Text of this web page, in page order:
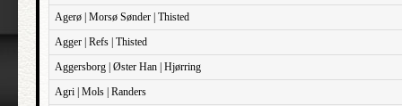
Agerø | Morsø Sønder | Thisted
Agger | Refs | Thisted
Aggersborg | Øster Han | Hjørring
Agri | Mols | Randers